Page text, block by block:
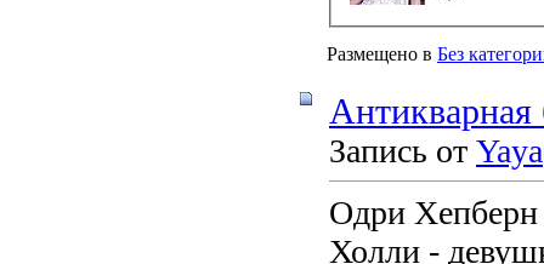
Размещено в Без
Запись от Yaya
Одри Хепберн
Холли -